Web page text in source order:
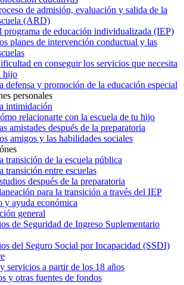
de admisión, evaluación y salida de la
(ARD)
programa de educación individualizada (IEP)
planes de intervención conductual y las
en conseguir los servicios que necesita
hijo
defensa y promoción de la educación especial
personales
intimidación
relacionarte con la escuela de tu hijo
amistades después de la preparatoria
amigos y las habilidades sociales
transición de la escuela pública
transición entre escuelas
después de la preparatoria
para la transición a través del IEP
y ayuda económica
general
de Seguridad de Ingreso Suplementario
del Seguro Social por Incapacidad (SSDI)
servicios a partir de los 18 años
y otras fuentes de fondos